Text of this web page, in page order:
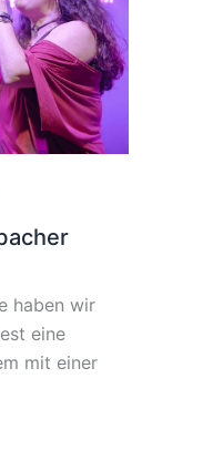
haben wir
eine
mit einer